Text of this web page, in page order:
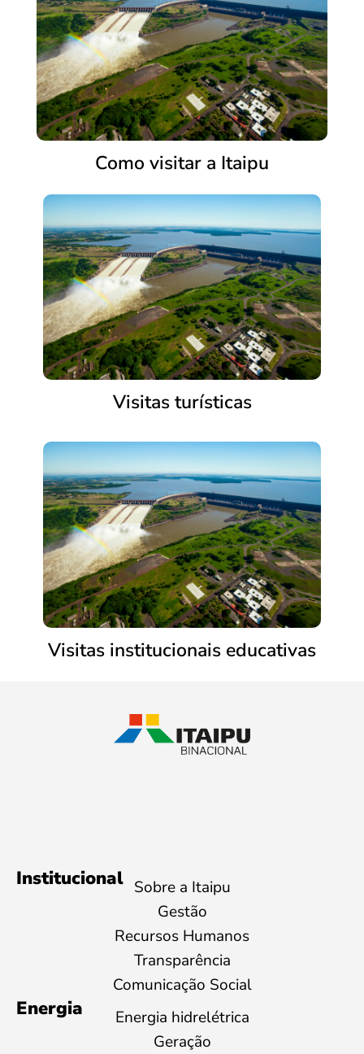
Como visitar a Itaipu
Visitas turísticas
Visitas institucionais educativas
Institucional Sobre a Itaipu
Gestão
Recursos Humanos
Transparência
Comunicação Social
Energia
Energia hidrelétrica
Geração